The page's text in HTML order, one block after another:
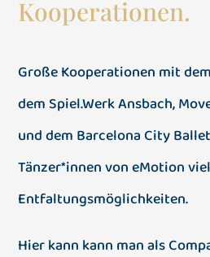
Kooperationen.
Große Kooperationen mit
dem Spiel.Werk Ansbach,
und dem Barcelona City
Tänzer*innen von eMotion
Entfaltungsmöglichkeiten.
Hier kann kann man als